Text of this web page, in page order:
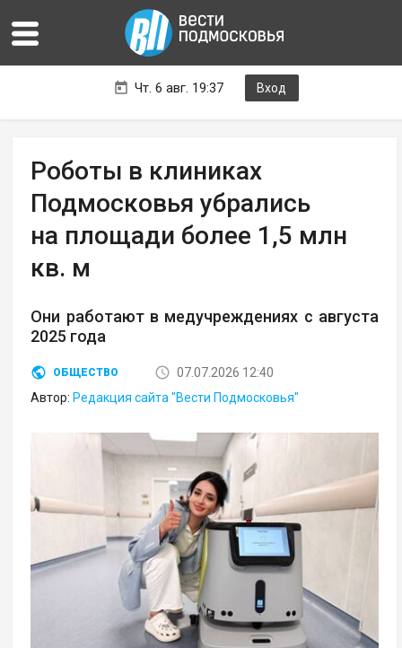
Чт. 6 авг. 19:37 Вход
Роботы в клиниках
Подмосковья убрались
на площади более 1,5 млн
кв. м
Они работают в медучреждениях с августа
2025 года
ОБЩЕСТВО
07.07.2026 12:40
Автор: Редакция сайта "Вести Подмосковья"